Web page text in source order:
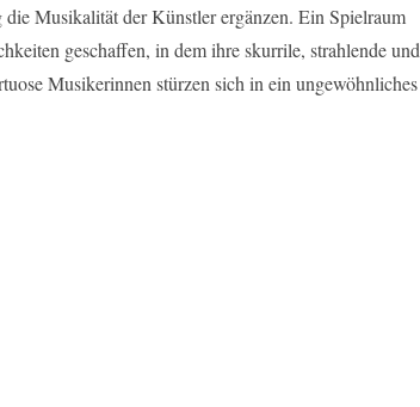
Musikalität der Künstler ergänzen. Ein Spielraum
geschaffen, in dem ihre skurrile, strahlende und
Musikerinnen stürzen sich in ein ungewöhnliches